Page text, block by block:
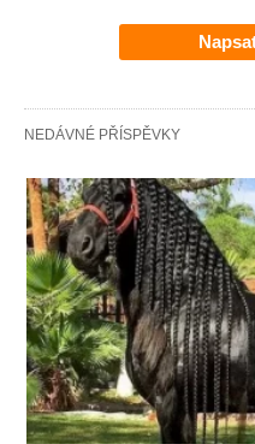
NEDÁVNÉ PŘÍSPĚVKY